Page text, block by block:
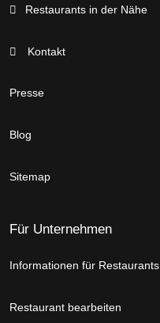
Restaurants in der Nähe
Kontakt
Presse
Blog
Sitemap
Für Unternehmen
Informationen für Restaurants
Restaurant bearbeiten